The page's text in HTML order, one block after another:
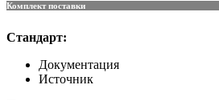
Комплект поставки
Стандарт:
Документация
Источник